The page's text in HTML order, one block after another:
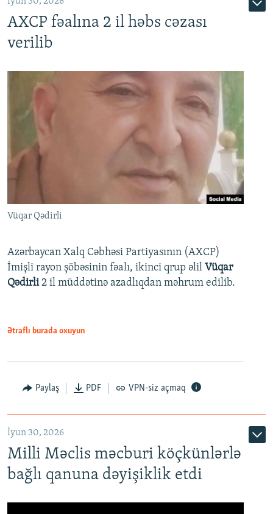
AXCP fəalına 2 il həbs cəzası
verilib
Vüqar Qədirli
Azərbaycan Xalq Cəbhəsi Partiyasının (AXCP)
İmişli rayon şöbəsinin fəalı, ikinci qrup əlil Vüqar
Qədirli2 il müddətinə azadlıqdan məhrum edilib.
Ətraflı burada oxuyun
Paylaş PDF VPN-siz açmaq
İyun 30, 2026
Milli Məclis məcburi köçkünlərlə
bağlı qanuna dəyişiklik etdi